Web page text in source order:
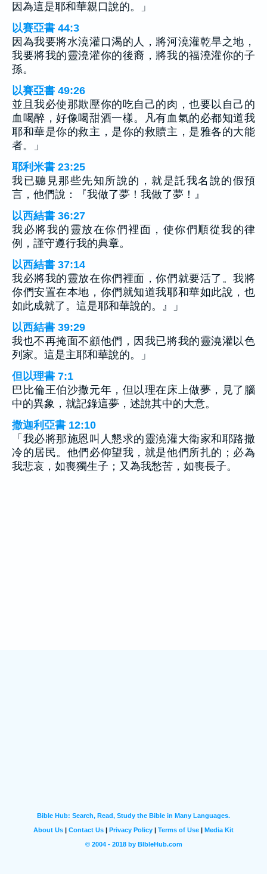
因為這是耶和華親口說的。」
以賽亞書 44:3
因為我要將水澆灌口渴的人，將河澆灌乾旱之地，
我要將我的靈澆灌你的後裔，將我的福澆灌你的子
孫。
以賽亞書 49:26
並且我必使那欺壓你的吃自己的肉，也要以自己的
血喝醉，好像喝甜酒一樣。凡有血氣的必都知道我
耶和華是你的救主，是你的救贖主，是雅各的大能
者。」
耶利米書 23:25
我已聽見那些先知所說的，就是託我名說的假預
言，他們說：『我做了夢！我做了夢！』
以西結書 36:27
我必將我的靈放在你們裡面，使你們順從我的律
例，謹守遵行我的典章。
以西結書 37:14
我必將我的靈放在你們裡面，你們就要活了。我將
你們安置在本地，你們就知道我耶和華如此說，也
如此成就了。這是耶和華說的。』」
以西結書 39:29
我也不再掩面不顧他們，因我已將我的靈澆灌以色
列家。這是主耶和華說的。」
但以理書 7:1
巴比倫王伯沙撒元年，但以理在床上做夢，見了腦
中的異象，就記錄這夢，述說其中的大意。
撒迦利亞書 12:10
「我必將那施恩叫人懇求的靈澆灌大衛家和耶路撒
冷的居民。他們必仰望我，就是他們所扎的；必為
我悲哀，如喪獨生子；又為我愁苦，如喪長子。